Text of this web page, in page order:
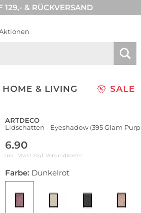
129,- & RÜCKVERSAND
HOME & LIVING SALE
ARTDECO
Lidschatten - Eyeshadow (395 Glam
6.90
inkl. Mwst zzgl. Versandkosten
Farbe: Dunkelrot